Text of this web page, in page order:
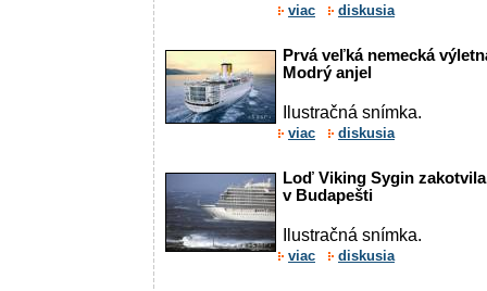
viac diskusia
Prvá veľká nemecká
Modrý anjel
Ilustračná snímka.
viac diskusia
Loď Viking Sygin
v Budapešti
Ilustračná snímka.
viac diskusia